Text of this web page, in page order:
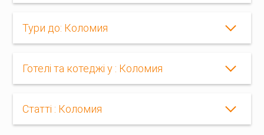
Тури до: Коломия
Готелі та котеджі у : Коломия
Статті : Коломия